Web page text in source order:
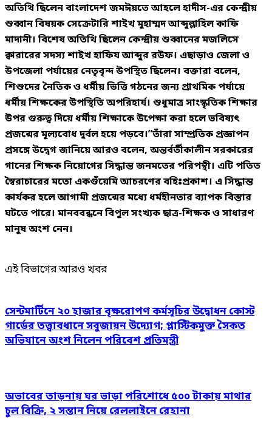
অতিথি ছিলেন বাংলাদেশ জমঈয়তে আহলে হাদীস-এর কেন্দ্রীয়
শুব্বান বিষয়ক সেক্রেটারিশাইখ মুহাম্মদ আব্দুল্লাহিল কাফি
মাদানী। বিশেষ অতিথি ছিলেন কেন্দ্রীয় শুব্বানের মজলিসে
ক্বারারের সদস্যশাইখ হাফিয আব্দুর রউফ। এছাড়াও জেলা ও
উপজেলা পর্যায়ের নেতৃবৃন্দ উপস্থিত ছিলেন। বক্তারাবলেন,
শিশুদের নৈতিক ও ধর্মীয় ভিত্তি গঠনের জন্য প্রাথমিক পর্যায়ে
ধর্মীয় শিক্ষকের উপস্থিতি অপরিহার্য। শুধুমাত্র সাংস্কৃতিক শিক্ষার
উপর গুরুত্ব দিয়ে ধর্মীয় শিক্ষাকে উপেক্ষা করা হলে ভবিষ্যৎ
প্রজন্মের মূল্যবোধ দুর্বল হয়ে পড়বে।”তাঁরা সাম্প্রতিক প্রজ্ঞাপন
প্রসঙ্গে উদ্বেগ জানিয়ে আরও বলেন, অন্তর্বর্তীকালীন সরকারের
গানের শিক্ষক নিয়োগের সিদ্ধান্ত জনমতের পরিপন্থী। এটি পতিত
স্বৈরাচারের মতো একগুঁয়েমি আচরণের বহিঃপ্রকাশ। এ সিদ্ধান্ত
কার্যকর হলে আগামী প্রজন্মের মধ্যে ধর্মহীনতার ব্যাপক বিস্তার
ঘটতে পারে। মানববন্ধনে বিপুল সংখ্যক ছাত্র-শিক্ষক ও সাধারণ
মানুষ অংশ নেন।
এই বিভাগের আরও খবর
সেন্টমার্টিনে ২০ হাজার বৃক্ষরোপণ কর্মসূচির উদ্বোধন কোস্ট
গার্ডের তত্ত্বাবধানে সবুজায়ন উদ্যোগ; প্লাস্টিকমুক্ত সৈকত
অভিযানে অংশ নিলেন পরিবেশ প্রতিমন্ত্রী
অভাবের তাড়নায় ঘর ভাড়া পরিশোধে ৫০০ টাকায় মাথার
চুল বিক্রি, ২ সন্তান নিয়ে রেললাইনে রেহানা